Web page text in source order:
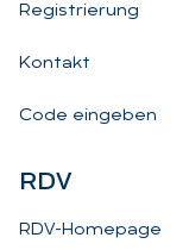
Registrierung
Kontakt
Code eingeben
RDV
RDV-Homepage